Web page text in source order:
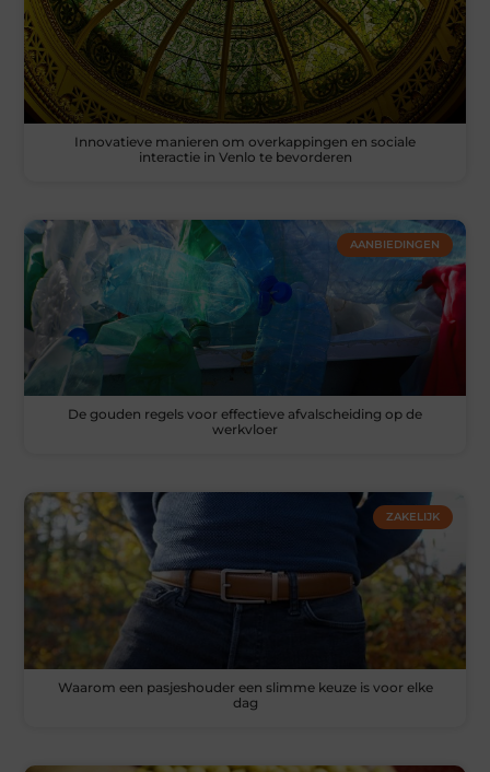
Innovatieve manieren om overkappingen en sociale
interactie in Venlo te bevorderen
AANBIEDINGEN
De gouden regels voor effectieve afvalscheiding op de
werkvloer
ZAKELIJK
Waarom een pasjeshouder een slimme keuze is voor elke
dag